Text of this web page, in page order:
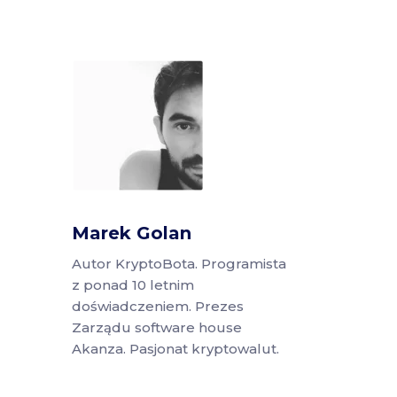
Marek Golan
Autor KryptoBota. Programista
z ponad 10 letnim
doświadczeniem. Prezes
Zarządu software house
Akanza. Pasjonat kryptowalut.